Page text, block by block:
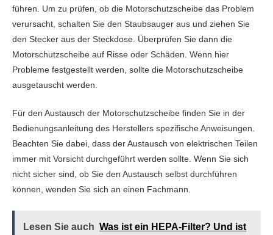
führen. Um zu prüfen, ob die Motorschutzscheibe das Problem
verursacht, schalten Sie den Staubsauger aus und ziehen Sie
den Stecker aus der Steckdose. Überprüfen Sie dann die
Motorschutzscheibe auf Risse oder Schäden. Wenn hier
Probleme festgestellt werden, sollte die Motorschutzscheibe
ausgetauscht werden.
Für den Austausch der Motorschutzscheibe finden Sie in der
Bedienungsanleitung des Herstellers spezifische Anweisungen.
Beachten Sie dabei, dass der Austausch von elektrischen Teilen
immer mit Vorsicht durchgeführt werden sollte. Wenn Sie sich
nicht sicher sind, ob Sie den Austausch selbst durchführen
können, wenden Sie sich an einen Fachmann.
Lesen Sie auch Was ist ein HEPA-Filter? Und ist